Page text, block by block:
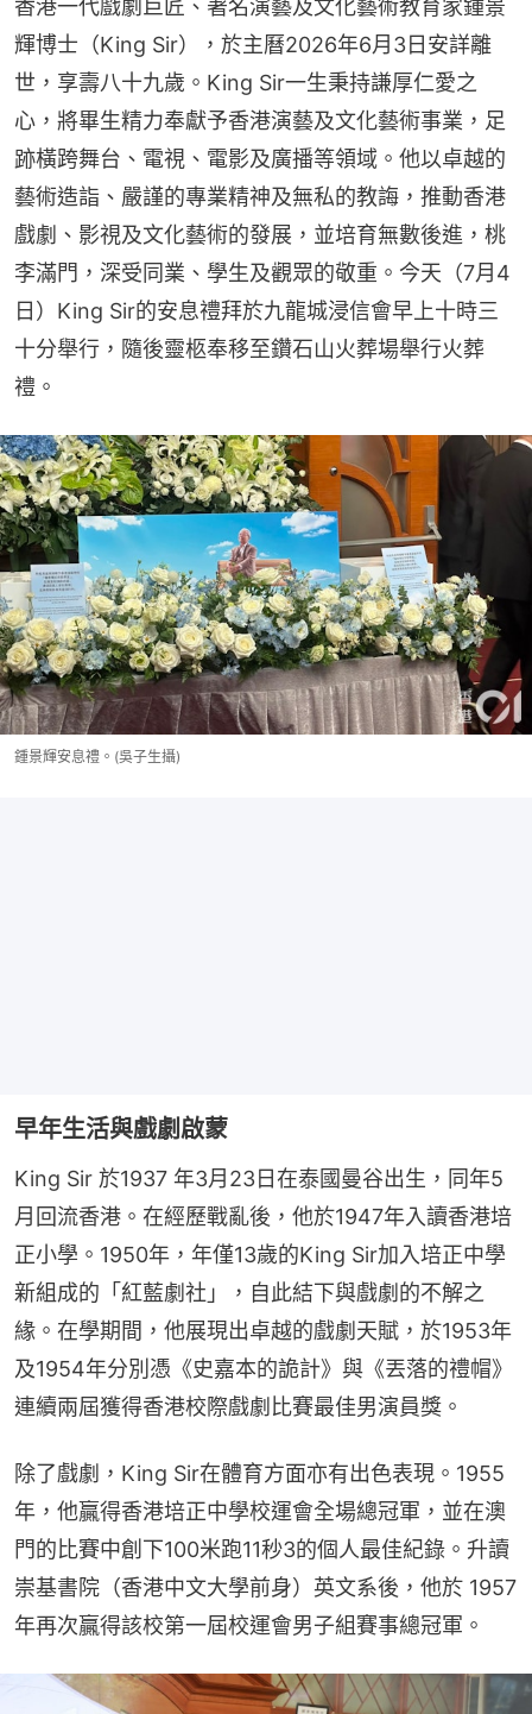
香港一代戲劇巨匠、著名演藝及文化藝術教育家鍾景
輝博士（King Sir），於主曆2026年6月3日安詳離
世，享壽八十九歲。King Sir一生秉持謙厚仁愛之
心，將畢生精力奉獻予香港演藝及文化藝術事業，足
跡橫跨舞台、電視、電影及廣播等領域。他以卓越的
藝術造詣、嚴謹的專業精神及無私的教誨，推動香港
戲劇、影視及文化藝術的發展，並培育無數後進，桃
李滿門，深受同業、學生及觀眾的敬重。今天（7月4
日）King Sir的安息禮拜於九龍城浸信會早上十時三
十分舉行，隨後靈柩奉移至鑽石山火葬場舉行火葬
禮。
鍾景輝安息禮。(吳子生攝)
早年生活與戲劇啟蒙
King Sir 於1937 年3月23日在泰國曼谷出生，同年5
月回流香港。在經歷戰亂後，他於1947年入讀香港培
正小學。1950年，年僅13歲的King Sir加入培正中學
新組成的「紅藍劇社」，自此結下與戲劇的不解之
緣。在學期間，他展現出卓越的戲劇天賦，於1953年
及1954年分別憑《史嘉本的詭計》與《丟落的禮帽》
連續兩屆獲得香港校際戲劇比賽最佳男演員獎。
除了戲劇，King Sir在體育方面亦有出色表現。1955
年，他贏得香港培正中學校運會全場總冠軍，並在澳
門的比賽中創下100米跑11秒3的個人最佳紀錄。升讀
崇基書院（香港中文大學前身）英文系後，他於 1957
年再次贏得該校第一屆校運會男子組賽事總冠軍。